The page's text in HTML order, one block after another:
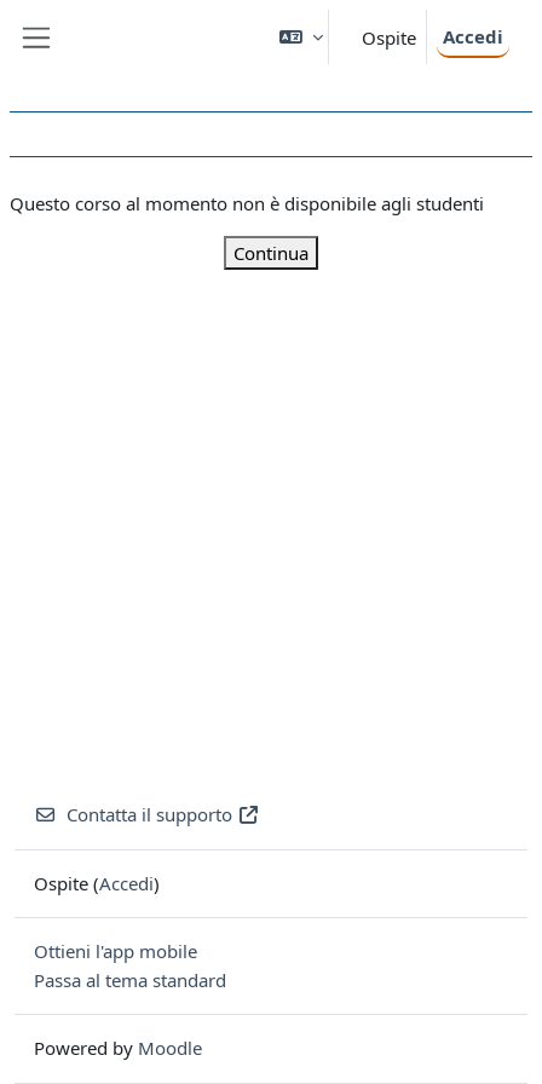
Ospite Accedi
Questo corso al momento non è disponibile agli studenti
Continua
Contatta il supporto
Ospite (Accedi)
Ottieni l'app mobile
Passa al tema standard
Powered by Moodle